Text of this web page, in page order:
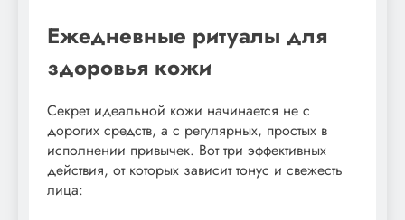
Ежедневные ритуалы для
здоровья кожи
Секрет идеальной кожи начинается не с
дорогих средств, а с регулярных, простых в
исполнении привычек. Вот три эффективных
действия, от которых зависит тонус и свежесть
лица: